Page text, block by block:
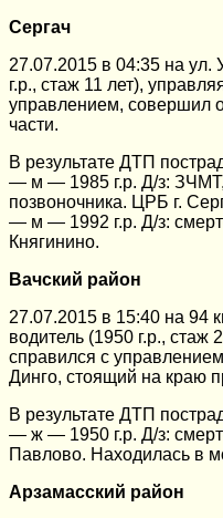
Сергач
27.07.2015 в 04:35 на ул.
г.р., стаж 11 лет),
управлением, совершил
части.
В результате ДТП
— м — 1985 г.р. Д/з:
позвоночника. ЦРБ г.
— м — 1992 г.р. Д/з:
Княгинино.
Вачский район
27.07.2015 в 15:40 на 94
водитель (1950 г.р., стаж
справился с
Динго, стоящий на краю
В результате ДТП
— ж — 1950 г.р. Д/з:
Павлово. Находилась в
Арзамасский район